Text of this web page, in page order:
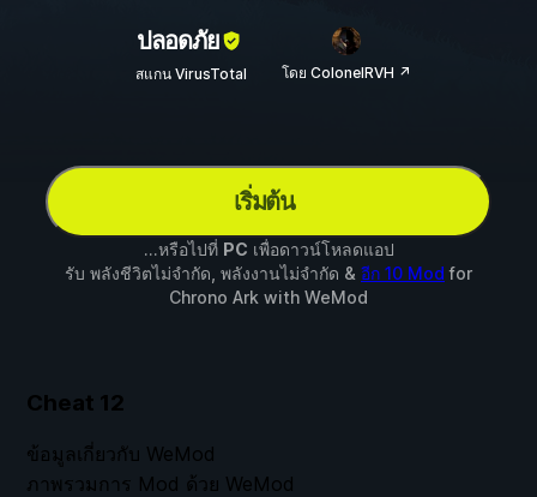
ปลอดภัย
สแกน VirusTotal โดย ColonelRVH ↗
เริ่มต้น
...หรือไปที่ PC เพื่อดาวน์โหลดแอป
รับ พลังชีวิตไม่จำกัด, พลังงานไม่จำกัด & อีก 10 Mod for
Chrono Ark with WeMod
Cheat 12
ข้อมูลเกี่ยวกับ WeMod
ภาพรวมการ Mod ด้วย WeMod